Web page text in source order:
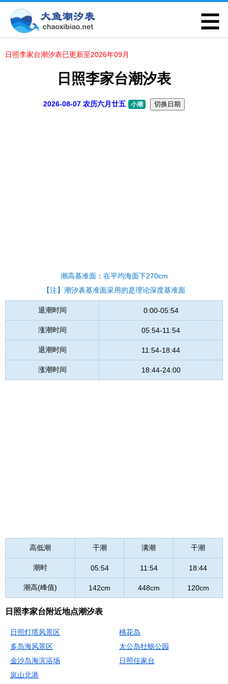
日照李家台潮汐表已更新至2026年09月
日照李家台潮汐表
2026-08-07 农历六月廿五 小潮 切换日期
潮高基准面：在平均海面下270cm
【注】潮汐表基准面采用的是理论深度基准面
退潮时间 0:00-05:54
涨潮时间 05:54-11:54
退潮时间 11:54-18:44
涨潮时间 18:44-24:00
高低潮 干潮 满潮 干潮
潮时 05:54 11:54 18:44
潮高(峰值) 142cm 448cm 120cm
日照李家台附近地点潮汐表
日照灯塔风景区
桃花岛
多岛海风景区
太公岛牡蛎公园
金沙岛海滨浴场
日照任家台
岚山北港